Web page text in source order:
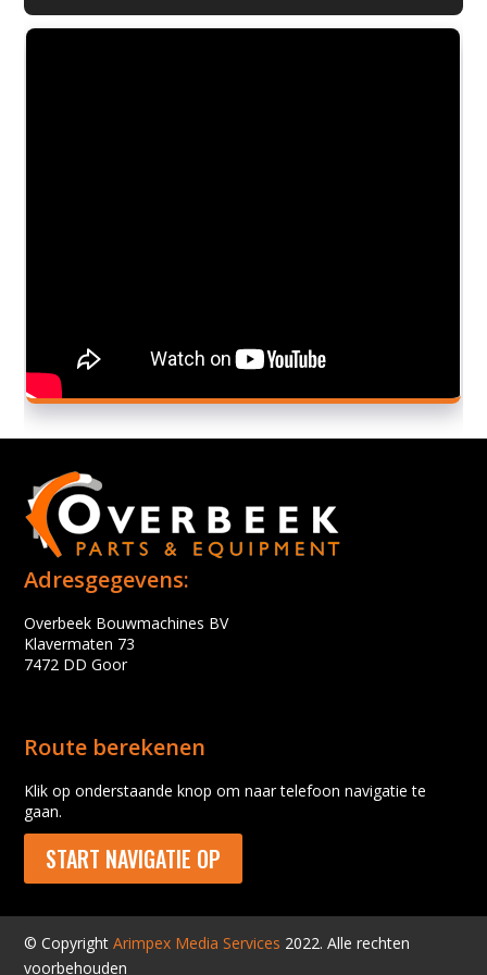
Adresgegevens:
Overbeek Bouwmachines BV
Klavermaten 73
7472 DD Goor
Route berekenen
Klik op onderstaande knop om naar telefoon navigatie te
gaan.
START NAVIGATIE OP
© CopyrightArimpex Media Services 2022. Alle rechten
voorbehouden